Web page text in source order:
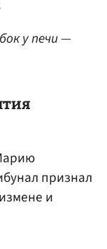
у печи —
признал
и